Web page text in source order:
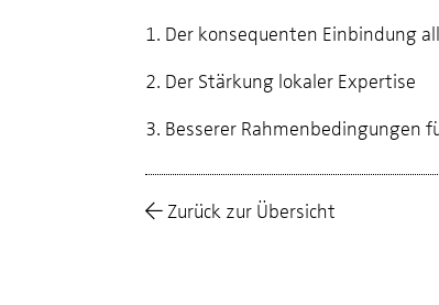
1. Der konsequenten Einbindung
2. Der Stärkung lokaler Expertise
3. Besserer Rahmenbedingungen
Zurück zur Übersicht